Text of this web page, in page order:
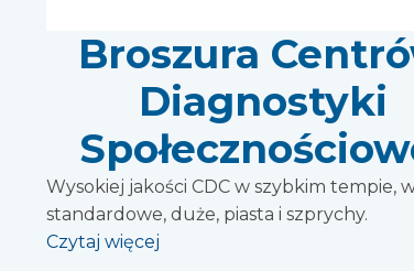
Broszura
Diagnostyki
Wysokiej jakości CDC w szybkim tempie,
standardowe, duże, piasta i szprychy.
Czytaj więcej